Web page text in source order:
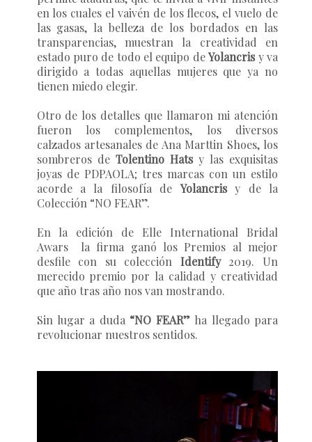
en los cuales el vaivén de los flecos, el vuelo de
las gasas, la belleza de los bordados en las
transparencias, muestran la creatividad en
estado puro de todo el equipo deYolancrisy va
dirigido a todas aquellas mujeres que ya no
tienen miedo elegir.
Otro de los detalles que llamaron mi atención
fueron los complementos, los diversos
calzados artesanales de Ana Marttin Shoes, los
sombreros de Tolentino Hatsy las exquisitas
joyas de PDPAOLA; tres marcas con un estilo
acorde a la filosofía de Yolancrisy de la
Colección “NO FEAR”.
En la edición de Elle International Bridal
Awarsla firma ganó los Premios al mejor
desfile con su colección Identify 2019. Un
merecido premio por la calidad y creatividad
que año tras año nos van mostrando.
Sin lugar a duda “NO FEAR”ha llegado para
revolucionar nuestros sentidos.